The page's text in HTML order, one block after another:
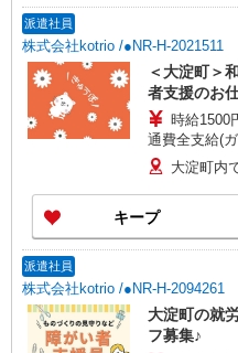
派遣社員
株式会社kotrio /●NR-H-2021511
＜大淀町＞
者支援のお
時給1500
通費全支給(
大淀町内
キープ
派遣社員
株式会社kotrio /●NR-H-2094261
大淀町の就
フ募集♪